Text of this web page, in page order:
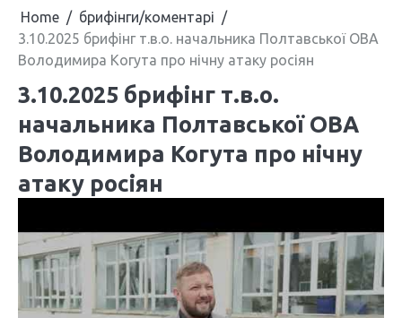
Home
брифінги/коментарі
3.10.2025 брифінг т.в.о. начальника Полтавської ОВА
Володимира Когута про нічну атаку росіян
3.10.2025 брифінг т.в.о.
начальника Полтавської ОВА
Володимира Когута про нічну
атаку росіян